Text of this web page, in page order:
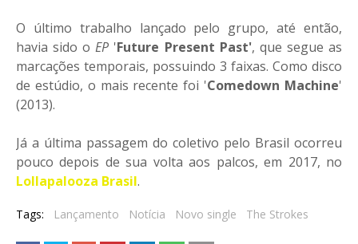
O último trabalho lançado pelo grupo, até então,
havia sido oEP 'Future Present Past', que segue as
marcações temporais, possuindo 3 faixas. Como disco
de estúdio, o mais recente foi 'Comedown Machine'
(2013).
Já a última passagem do coletivo pelo Brasil ocorreu
pouco depois de sua volta aos palcos, em 2017, no
Lollapalooza Brasil.
Tags: Lançamento Notícia Novo single The Strokes